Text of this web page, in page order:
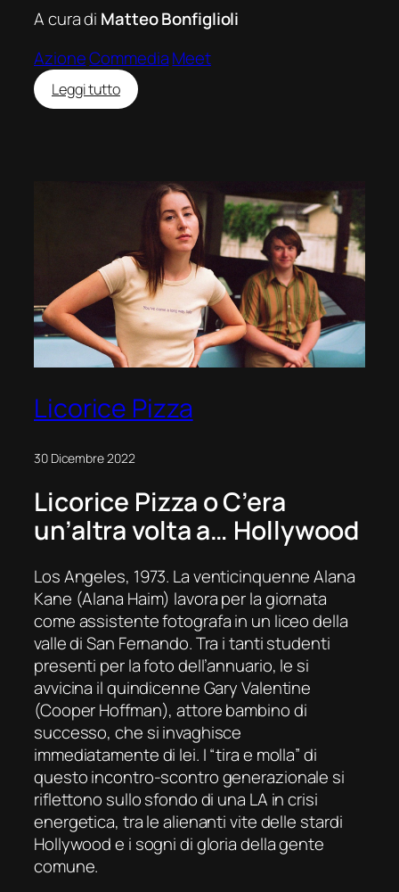
A cura di Matteo Bonfiglioli
AzioneCommediaMeet
Leggi tutto:
Everything
Licorice Pizza
30 Dicembre 2022
Licorice Pizza oC’era
un’altra volta a… Hollywood
Los Angeles, 1973. La venticinquenne Alana
Kane (Alana Haim) lavora per la giornata
come assistente fotografa in un liceo della
valle di San Fernando. Tra i tanti studenti
presenti per la foto dell’annuario, le si
avvicina il quindicenne Gary Valentine
(Cooper Hoffman), attore bambino di
successo, che si invaghisce
immediatamente di lei. I “tira e molla” di
questo incontro-scontro generazionale si
riflettono sullo sfondo di una LA in crisi
energetica, tra le alienanti vite delle stardi
Hollywood e i sogni di gloria della gente
comune.